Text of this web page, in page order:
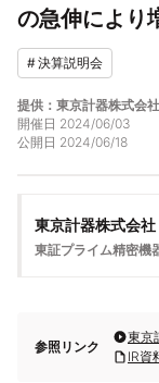
の急伸により
#決算説明会
提供：東京計器株式会社
開催日 2024/06/03
公開日 2024/06/18
東京計器株式会社
東証プライム精密機
参照リンク
東京
IR資